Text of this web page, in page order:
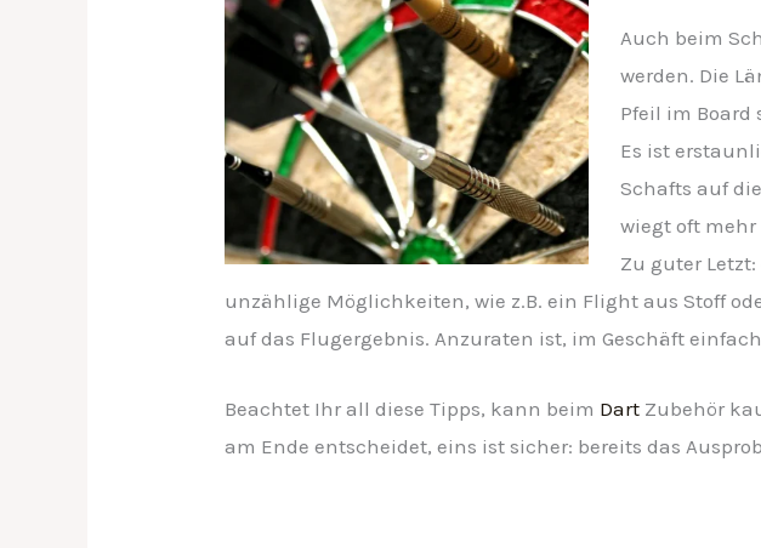
Auch beim
werden. Die
Pfeil im Board
Es ist
Schafts auf
wiegt oft
Zu guter
unzählige Möglichkeiten, wie z.B. ein Flight aus Stoff
auf das Flugergebnis. Anzuraten ist, im Geschäft
Beachtet Ihr all diese Tipps, kann beim Dart Zubehör
am Ende entscheidet, eins ist sicher: bereits das